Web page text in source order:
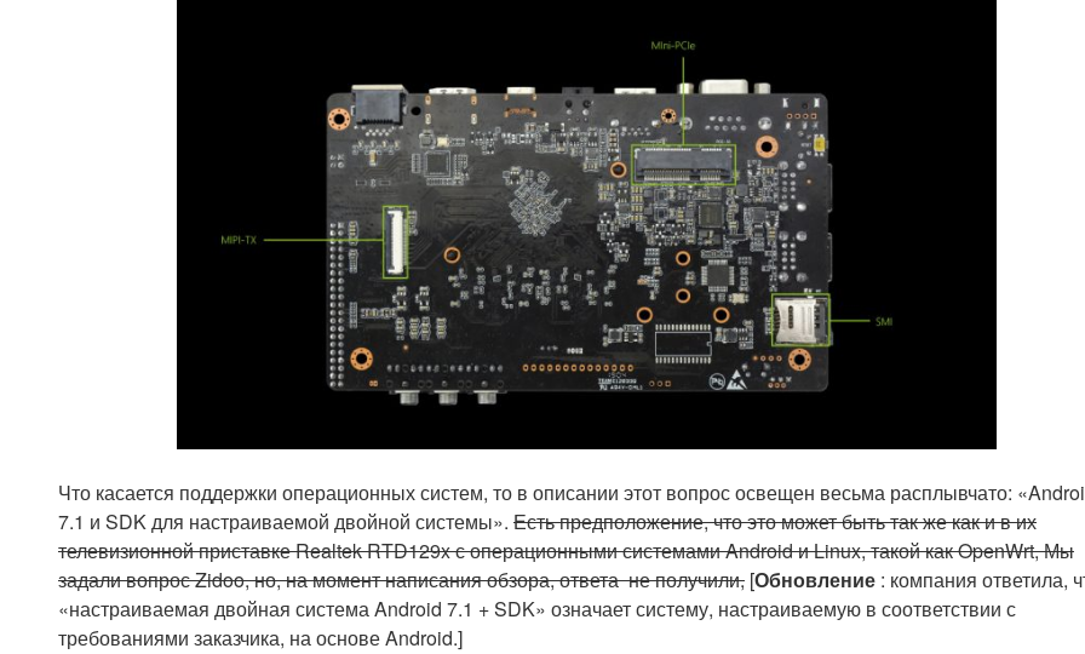
Что касается поддержки операционных систем, то в описании этот вопрос освещен весьма расплывчато:
7.1 и SDK для настраиваемой двойной системы». Естьпредположение, что это может быть так же как и в их
телевизионной приставке Realtek RTD129x с операционными системами Android и Linux, такой как OpenWrt, Мы
задали вопрос Zidoo, но, на момент написания обзора, ответа не получили, [Обновление : компания ответила,
«настраиваемая двойная система Android 7.1 + SDK» означает систему, настраиваемую в соответствии с
требованиями заказчика, на основе Android.]